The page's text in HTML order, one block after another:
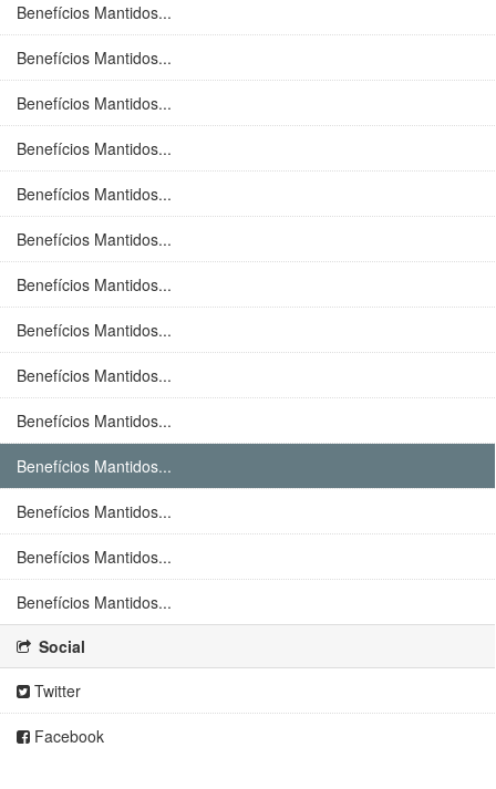
Benefícios Mantidos...
Benefícios Mantidos...
Benefícios Mantidos...
Benefícios Mantidos...
Benefícios Mantidos...
Benefícios Mantidos...
Benefícios Mantidos...
Benefícios Mantidos...
Benefícios Mantidos...
Benefícios Mantidos...
Benefícios Mantidos...
Benefícios Mantidos...
Benefícios Mantidos...
Benefícios Mantidos...
Social
Twitter
Facebook